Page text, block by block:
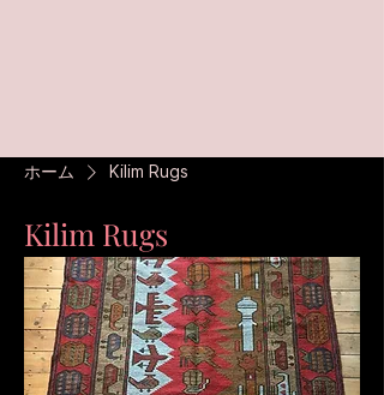
ホーム Kilim Rugs
Kilim Rugs